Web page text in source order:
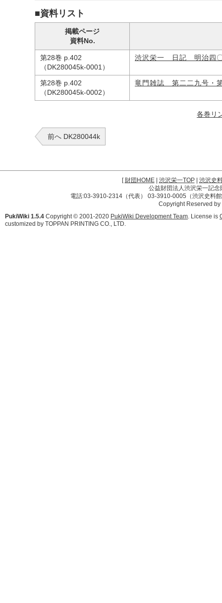
■資料リスト
掲載ページ
資料No.
第28巻 p.402
（DK280045k-0001）
渋沢栄一 日記 明治四
第28巻 p.402
（DK280045k-0002）
竜門雑誌 第二二九号・
各巻リ
前へ DK280044k
[財団HOME| 渋沢栄一TOP| 渋沢史
公益財団法人渋沢栄一記
電話:03-3910-2314（代表） 03-3910-0005（渋沢史料
Copyright Reserved
PukiWiki 1.5.4 Copyright © 2001-2020 PukiWiki Development Team. License is
customized by TOPPAN PRINTING CO., LTD.